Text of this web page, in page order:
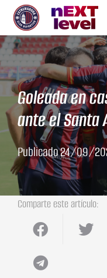
Goleada en
ante el
Publicado24/09/
Comparte este artículo: